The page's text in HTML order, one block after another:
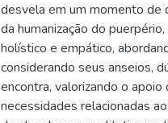
desvela em um momento de
da humanização do
holístico e empático,
considerando seus anseios,
encontra, valorizando o
necessidades relacionadas